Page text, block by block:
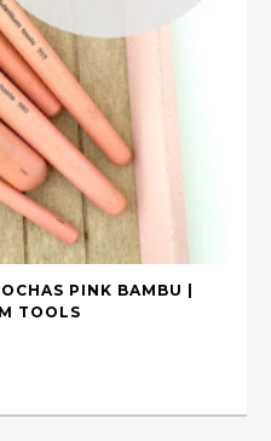
PINK BAMBU |
TOOLS